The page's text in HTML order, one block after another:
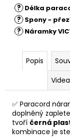
? Délka
? Spony -
? Náramky
Popis
✅ Paracord
doplněný
tvoří černá
kombinace je